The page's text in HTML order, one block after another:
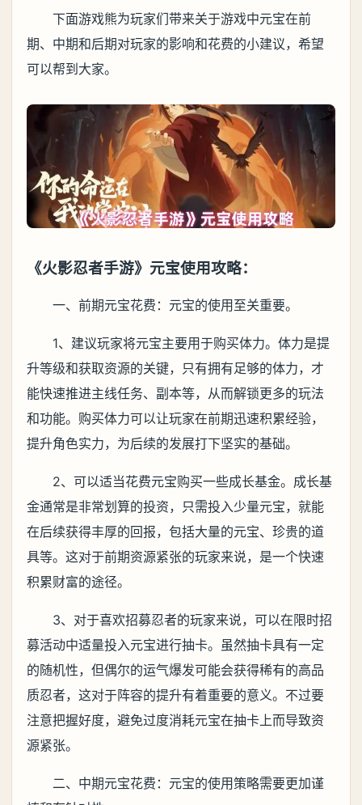
下面游戏熊为玩家们带来关于游戏中元宝在前
期、中期和后期对玩家的影响和花费的小建议，希望
可以帮到大家。
《火影忍者手游》元宝使用攻略：
一、前期元宝花费：元宝的使用至关重要。
1、建议玩家将元宝主要用于购买体力。体力是提
升等级和获取资源的关键，只有拥有足够的体力，才
能快速推进主线任务、副本等，从而解锁更多的玩法
和功能。购买体力可以让玩家在前期迅速积累经验，
提升角色实力，为后续的发展打下坚实的基础。
2、可以适当花费元宝购买一些成长基金。成长基
金通常是非常划算的投资，只需投入少量元宝，就能
在后续获得丰厚的回报，包括大量的元宝、珍贵的道
具等。这对于前期资源紧张的玩家来说，是一个快速
积累财富的途径。
3、对于喜欢招募忍者的玩家来说，可以在限时招
募活动中适量投入元宝进行抽卡。虽然抽卡具有一定
的随机性，但偶尔的运气爆发可能会获得稀有的高品
质忍者，这对于阵容的提升有着重要的意义。不过要
注意把握好度，避免过度消耗元宝在抽卡上而导致资
源紧张。
二、中期元宝花费：元宝的使用策略需要更加谨